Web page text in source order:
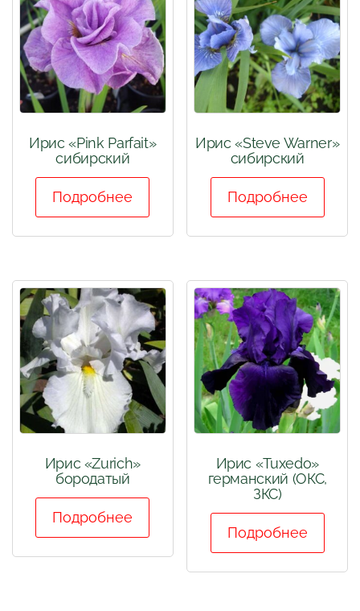
Ирис «Pink Parfait»
сибирский
Подробнее
Ирис «Steve Warner»
сибирский
Подробнее
Ирис «Zurich»
бородатый
Подробнее
Ирис «Tuxedo»
германский (ОКС,
ЗКС)
Подробнее